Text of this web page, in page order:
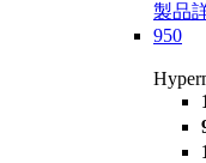
製品
950